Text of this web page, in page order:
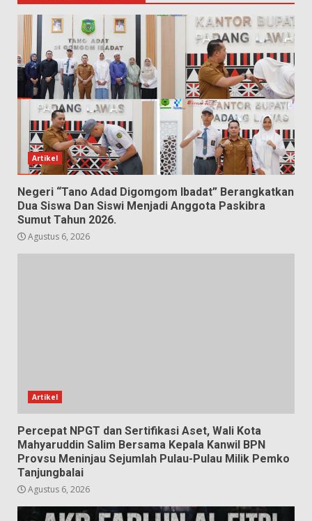
Artikel
Negeri “Tano Adad Digomgom Ibadat” Berangkatkan
Dua Siswa Dan Siswi Menjadi Anggota Paskibra
Sumut Tahun 2026.
Agustus 6, 2026
Artikel
Percepat NPGT dan Sertifikasi Aset, Wali Kota
Mahyaruddin Salim Bersama Kepala Kanwil BPN
Provsu Meninjau Sejumlah Pulau-Pulau Milik Pemko
Tanjungbalai
Agustus 6, 2026